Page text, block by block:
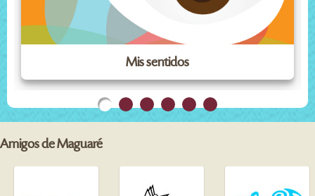
Mis sentidos
Amigos de Maguaré